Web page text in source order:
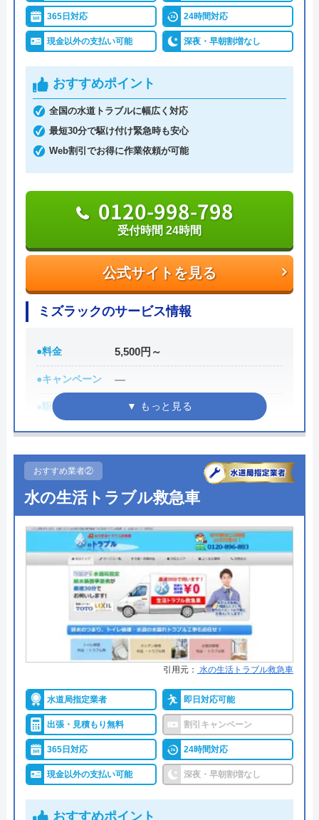
365日対応 24時間対応
現金以外の支払い可能 深夜・早朝割増なし
おすすめポイント
全国の水道トラブルに幅広く対応
最短30分で駆け付け緊急時も安心
Web割引でお得に作業依頼が可能
公式サイトを見る
0120-998-798
受付時間 24時間
ミズラックのサービス情報
●料金 5,500円～
●キャンペーン ―
●駆けつけ時間 最短30分
●受付時間 24時間
●定休日
●出張見積もり 出張見積もり無料
●支払い方法
現金、クレジットカード、銀行振
込
●累計実績 ―
●保証・保険 無料保証あり
詳細は公式HPでご確認ください
ミズラックがおすすめの理由
ミズラックは全国の水道トラブルに対応している水
道修理業者です。
全国各署の営業所の中から現場に一番近いスタッフ
が訪問するので、最短30分で駆け付けてくれます。
24時間連絡を受け付けているので、緊急のトラブル
でも安心してご依頼いただけます。
おすすめ業者②
水の生活トラブル救急車
引用元： 水の生活トラブル救急車
水道局指定業者 即日対応可能
出張・見積もり無料 割引キャンペーン
365日対応 24時間対応
現金以外の支払い可能 深夜・早朝割増なし
おすすめポイント